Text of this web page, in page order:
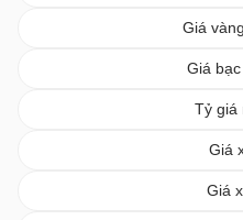
Giá
Giá
Tỷ giá
Giá
Giá